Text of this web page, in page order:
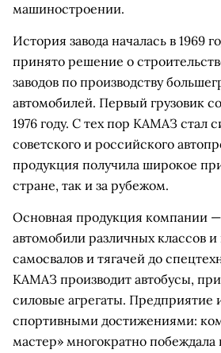
машиностроении.
История завода началась в 1969
принято решение о
заводов по производству
автомобилей. Первый грузовик
1976 году. С тех пор КАМАЗ стал
советского и российского
продукция получила широкое
стране, так и за рубежом.
Основная продукция компании —
автомобили различных классов и
самосвалов и тягачей до
КАМАЗ производит автобусы,
силовые агрегаты. Предприятие
спортивными достижениями:
мастер» многократно